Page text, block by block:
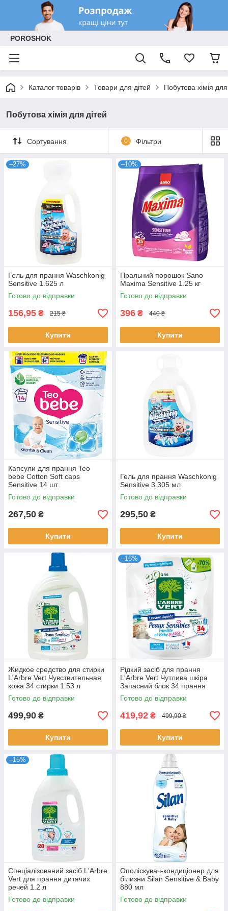
POROSHOK
Каталог товарів Товари для дітей Побутова хімія для
Побутова хімія для дітей
Сортування 0 Фільтри
–27%
Гель для прання Waschkonig
Sensitive 1.625 л
Готово до відправки
156,95 ₴ 215 ₴
Купити
–10%
Пральний порошок Sano
Maxima Sensitive 1.25 кг
Готово до відправки
396 ₴ 440 ₴
Купити
Капсули для прання Teo
bebe Cotton Soft caps
Sensitive 14 шт.
Готово до відправки
267,50 ₴
Купити
Гель для прання Waschkonig
Sensitive 3.305 мл
Готово до відправки
295,50 ₴
Купити
Жидкое средство для стирки
L'Arbre Vert Чувствительная
кожа 34 стирки 1.53 л
Готово до відправки
499,90 ₴
Купити
–16%
Рідкий засіб для прання
L'Arbre Vert Чутлива шкіра
Запасний блок 34 прання
1.53 л
Готово до відправки
419,92 ₴ 499,90 ₴
Купити
–15%
Спеціалізований засіб L'Arbre
Vert для прання дитячих
речей 1.2 л
Готово до відправки
Ополіскувач-кондиціонер для
білизни Silan Sensitive & Baby
880 мл
Готово до відправки